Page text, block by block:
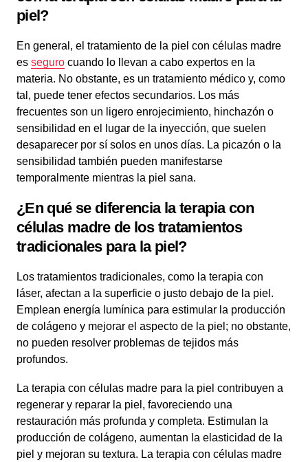
piel?
En general, el tratamiento de la piel con células madre
es seguro cuando lo llevan a cabo expertos en la
materia. No obstante, es un tratamiento médico y, como
tal, puede tener efectos secundarios. Los más
frecuentes son un ligero enrojecimiento, hinchazón o
sensibilidad en el lugar de la inyección, que suelen
desaparecer por sí solos en unos días. La picazón o la
sensibilidad también pueden manifestarse
temporalmente mientras la piel sana.
¿En qué se diferencia la terapia con
células madre de los tratamientos
tradicionales para la piel?
Los tratamientos tradicionales, como la terapia con
láser, afectan a la superficie o justo debajo de la piel.
Emplean energía lumínica para estimular la producción
de colágeno y mejorar el aspecto de la piel; no obstante,
no pueden resolver problemas de tejidos más
profundos.
La terapia con células madre para la piel contribuyen a
regenerar y reparar la piel, favoreciendo una
restauración más profunda y completa. Estimulan la
producción de colágeno, aumentan la elasticidad de la
piel y mejoran su textura. La terapia con células madre